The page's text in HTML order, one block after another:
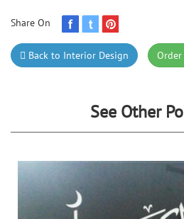
Share On
Back to Interior Design Order
See Other